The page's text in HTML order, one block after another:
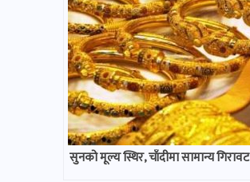
सुनको मूल्य स्थिर, चाँदीमा सामान्य गिरावट